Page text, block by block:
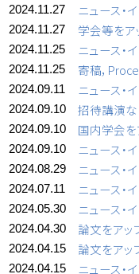
2024.11.27 ニュース・
2024.11.27 学会等をア
2024.11.25 ニュース・
2024.11.25 寄稿，
2024.09.11 ニュース・
2024.09.10 招待講演な
2024.09.10 国内学会を
2024.09.10 ニュース・
2024.08.29 ニュース・
2024.07.11 ニュース・
2024.05.30 ニュース・
2024.04.30 論文をアッ
2024.04.15 論文をアッ
2024.04.15 ニュース・